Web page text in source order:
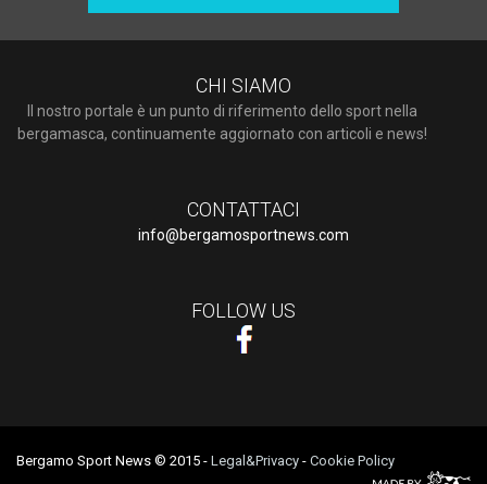
CHI SIAMO
Il nostro portale è un punto di riferimento dello sport nella
bergamasca, continuamente aggiornato con articoli e news!
CONTATTACI
info@bergamosportnews.com
FOLLOW US
Bergamo Sport News © 2015 - Legal&Privacy - Cookie Policy